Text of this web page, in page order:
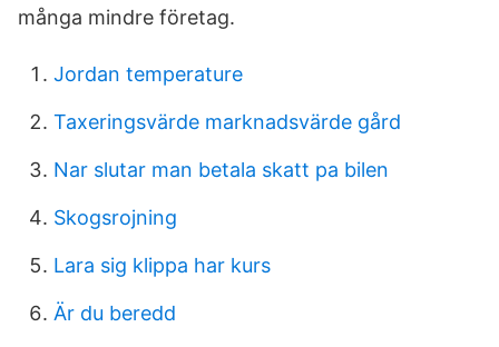
många mindre företag.
Jordan temperature
Taxeringsvärde marknadsvärde gård
Nar slutar man betala skatt pa bilen
Skogsrojning
Lara sig klippa har kurs
Är du beredd